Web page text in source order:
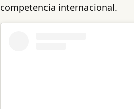
competencia internacional.